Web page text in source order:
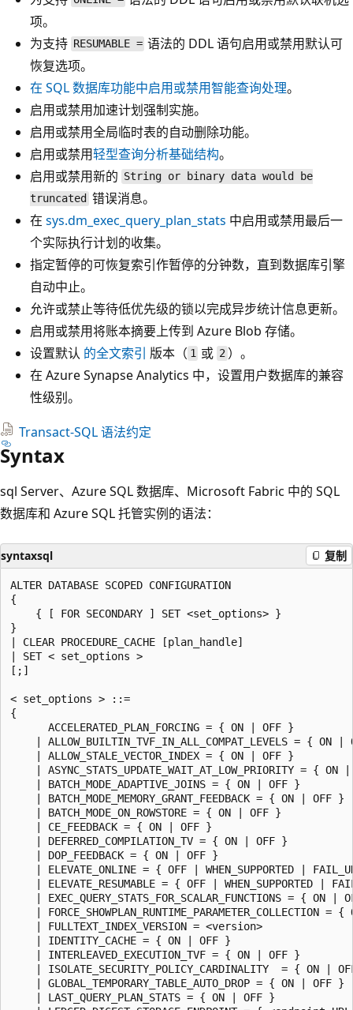
项。
为支持 RESUMABLE = 语法的 DDL 语句启用或禁用默认可
恢复选项。
在 SQL 数据库功能中启用或禁用智能查询处理。
启用或禁用加速计划强制实施。
启用或禁用全局临时表的自动删除功能。
启用或禁用轻型查询分析基础结构。
启用或禁用新的 String or binary data would be
truncated 错误消息。
在 sys.dm_exec_query_plan_stats 中启用或禁用最后一
个实际执行计划的收集。
指定暂停的可恢复索引作暂停的分钟数，直到数据库引擎
自动中止。
允许或禁止等待低优先级的锁以完成异步统计信息更新。
启用或禁用将账本摘要上传到 Azure Blob 存储。
设置默认 的全文索引 版本（ 1 或 2）。
在 Azure Synapse Analytics 中，设置用户数据库的兼容
性级别。
Transact-SQL 语法约定
Syntax
sql Server、Azure SQL 数据库、Microsoft Fabric 中的 SQL
数据库和 Azure SQL 托管实例的语法：
syntaxsql 复制
ALTER DATABASE SCOPED CONFIGURATION
{
    { [ FOR SECONDARY ] SET <set_options> }
}
| CLEAR PROCEDURE_CACHE [plan_handle]
| SET < set_options >
[;]
< set_options > ::=
{
      ACCELERATED_PLAN_FORCING = { ON | OFF }
| ALLOW_BUILTIN_TVF_IN_ALL_COMPAT_LEVELS = { ON |
    | ALLOW_STALE_VECTOR_INDEX = { ON | OFF }
| ASYNC_STATS_UPDATE_WAIT_AT_LOW_PRIORITY = { ON
    | BATCH_MODE_ADAPTIVE_JOINS = { ON | OFF }
    | BATCH_MODE_MEMORY_GRANT_FEEDBACK = { ON | OFF }
    | BATCH_MODE_ON_ROWSTORE = { ON | OFF }
    | CE_FEEDBACK = { ON | OFF }
    | DEFERRED_COMPILATION_TV = { ON | OFF }
    | DOP_FEEDBACK = { ON | OFF }
| ELEVATE_ONLINE = { OFF | WHEN_SUPPORTED |
| ELEVATE_RESUMABLE = { OFF | WHEN_SUPPORTED |
| EXEC_QUERY_STATS_FOR_SCALAR_FUNCTIONS = { ON |
| FORCE_SHOWPLAN_RUNTIME_PARAMETER_COLLECTION =
    | FULLTEXT_INDEX_VERSION = <version>
    | IDENTITY_CACHE = { ON | OFF }
    | INTERLEAVED_EXECUTION_TVF = { ON | OFF }
| ISOLATE_SECURITY_POLICY_CARDINALITY  = { ON |
    | GLOBAL_TEMPORARY_TABLE_AUTO_DROP = { ON | OFF }
    | LAST_QUERY_PLAN_STATS = { ON | OFF }